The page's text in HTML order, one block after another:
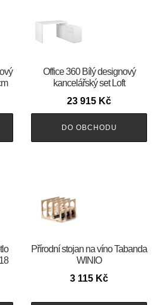
Office 360 Bílý designový
kancelářský set Loft
23 915 Kč
DO OBCHODU
Přírodní stojan na víno Tabanda
WINIO
3 115 Kč